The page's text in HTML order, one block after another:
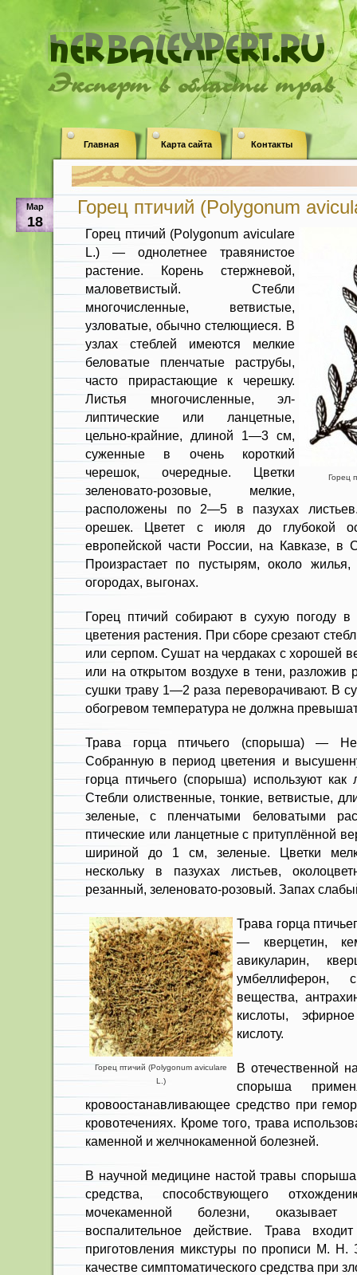
Эксперт в области трав
Главная Карта сайта Контакты
Мар
18
Горец птичий (Polygonum
Горец
Горец птичий (Polygonum aviculare
L.) — однолетнее травянистое
растение. Ко­рень стержневой,
маловетвистый. Стеб­ли
многочисленные, ветвистые,
узлова­тые, обычно стелющиеся. В
узлах стеб­лей имеются мелкие
беловатые пленча­тые раструбы,
часто прирастающие к черешку.
Листья многочисленные, эл­
липтические или ланцетные,
цельно-крайние, длиной 1—3 см,
суженные в очень короткий
черешок, очередные. Цветки
зеленовато-розовые, мелкие,
расположены по 2—5 в пазухах
орешек. Цветет с июля до глубокой
европейской части России, на Кавказе,
Произрастает по пустырям, около
огородах, выгонах.
Горец птичий собирают в сухую погоду в
цвете­ния растения. При сборе срезают
или серпом. Сушат на чердаках с хорошей
или на открытом воздухе в тени,
сушки траву 1—2 раза переворачивают. В
обогревом температура не должна
Трава горца птичьего (спорыша) —
Собранную в период цветения и
горца птичьего (спорыша) используют как
Стебли олиственные, тонкие, ветвистые,
зеленые, с пленчатыми беловатыми
птические или ланцетные с притуплён­ной
шириной до 1 см, зеленые. Цветки
нескольку в пазухах листьев,
резанный, зеленовато-розовый. Запах
Горец птичий (Polygonum aviculare
L.)
Трава горца
— кверцетин,
авикуларин,
умбеллиферон,
вещества,
кислоты,
кислоту.
В отечественной
спорыша
кровоостанавливающее средст­во при
кровотечениях. Кроме того, трава
каменной и желчнокаменной болезней.
В научной медицине настой травы спорыша
сред­ства, способствующего
мочекаменной болез­ни,
воспалительное действие. Трава
приготовления микстуры по прописи М. Н.
качестве симптоматиче­ского средства при